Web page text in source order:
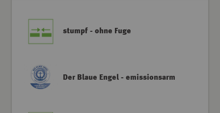
stumpf - ohne Fuge
Der Blaue Engel - emissionsarm